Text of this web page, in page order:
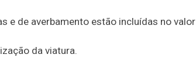
e de averbamento estão incluídas no valor
da viatura.